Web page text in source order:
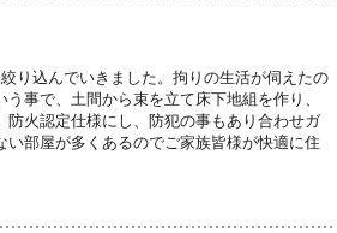
り込んでいきました。拘りの生活が伺えたの
事で、土間から束を立て床下地組を作り、
火認定仕様にし、防犯の事もあり合わせガ
部屋が多くあるのでご家族皆様が快適に住